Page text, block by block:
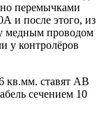
перемычками
и после этого, из
медным проводом
у контролёров
кв.мм. ставят АВ
сечением 10